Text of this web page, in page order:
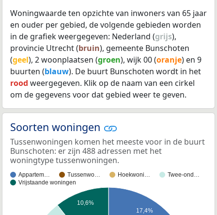
Woningwaarde ten opzichte van inwoners van 65 jaar
en ouder per gebied, de volgende gebieden worden
in de grafiek weergegeven: Nederland (grijs),
provincie Utrecht (bruin), gemeente Bunschoten
(geel), 2 woonplaatsen (groen), wijk 00 (oranje) en 9
buurten (blauw). De buurt Bunschoten wordt in het
rood weergegeven. Klik op de naam van een cirkel
om de gegevens voor dat gebied weer te geven.
Soorten woningen
Tussenwoningen komen het meeste voor in de buurt
Bunschoten: er zijn 488 adressen met het
woningtype tussenwoningen.
Appartem… Tussenwo… Hoekwoni…
Twee-ond…
Vrijstaande woningen
17,4%
10,6%